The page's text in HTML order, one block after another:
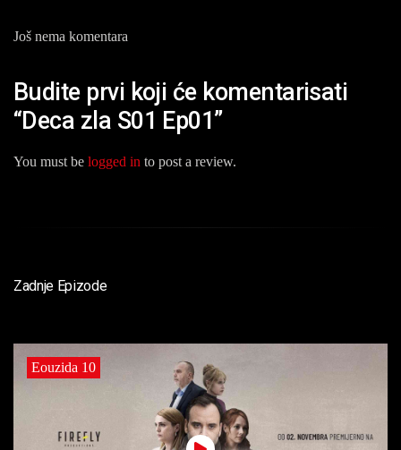
Još nema komentara
Budite prvi koji će komentarisati
“Deca zla S01 Ep01”
You must be logged in to post a review.
Zadnje Epizode
Eouzida 10